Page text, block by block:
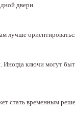
двери.
лучше
Иногда ключи могут
стать временным